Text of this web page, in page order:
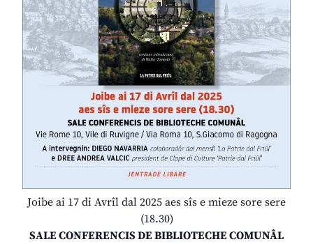
Joibe ai 17 di Avrîl dal 2025 aes sîs e mieze sore sere
(18.30)
SALE CONFERENCIS DE BIBLIOTECHE COMUNÂL